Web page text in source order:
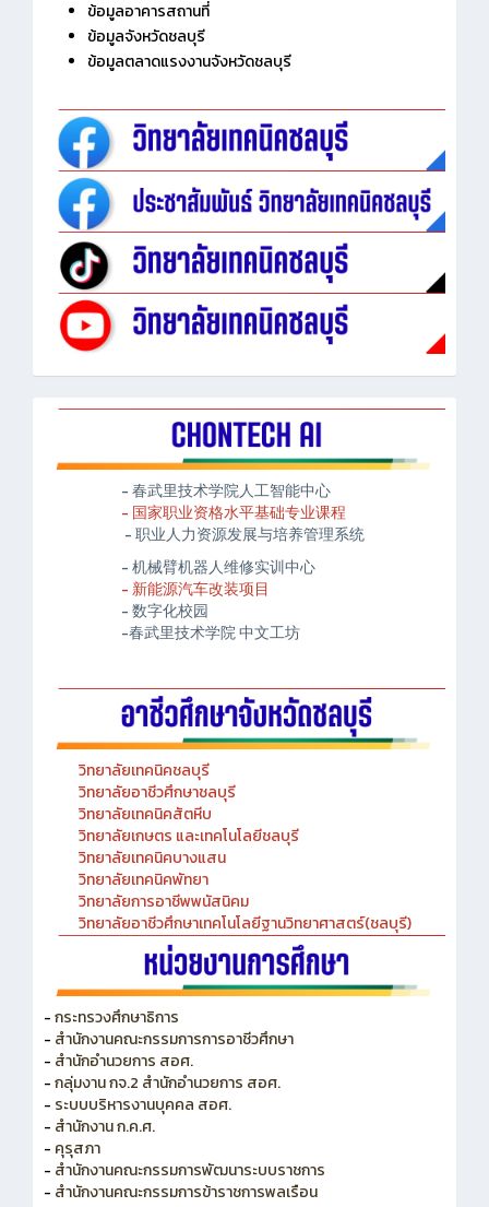
ข้อมูลอาคารสถานที่
ข้อมูลจังหวัดชลบุรี
ข้อมูลตลาดแรงงานจังหวัดชลบุรี
- 春武里技术学院人工智能中心
- 国家职业资格水平基础专业课程
- 职业人力资源发展与培养管理系统
- 机械臂机器人维修实训中心
- 新能源汽车改装项目
- 数字化校园
-春武里技术学院 中文工坊
วิทยาลัยเทคนิคชลบุรี
วิทยาลัยอาชีวศึกษาชลบุรี
วิทยาลัยเทคนิคสัตหีบ
วิทยาลัยเกษตร และเทคโนโลยีชลบุรี
วิทยาลัยเทคนิคบางแสน
วิทยาลัยเทคนิคพัทยา
วิทยาลัยการอาชีพพนัสนิคม
วิทยาลัยอาชีวศึกษาเทคโนโลยีฐานวิทยาศาสตร์(ชลบุรี)
-กระทรวงศึกษาธิการ
- สำนักงานคณะกรรมการการอาชีวศึกษา
- สำนักอำนวยการ สอศ.
-กลุ่มงาน กจ.2 สำนักอำนวยการ สอศ.
- ระบบบริหารงานบุคคล สอศ.
- สำนักงาน ก.ค.ศ.
- คุรุสภา
- สำนักงานคณะกรรมการพัฒนาระบบราชการ
- สำนักงานคณะกรรมการข้าราชการพลเรือน